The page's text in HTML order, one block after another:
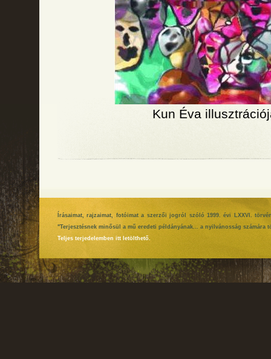
Kun Éva
Írásaimat, rajzaimat, fotóimat a szerzői jogról szóló 1999. évi LXXVI.
"Terjesztésnek minősül a mű eredeti példányának... a nyilvánosság
Teljes terjedelemben itt letölthető.